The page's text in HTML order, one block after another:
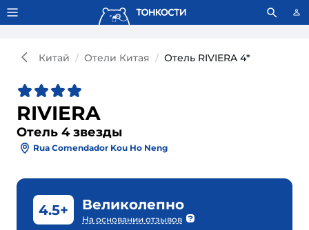
Тонкости используют сookie-файлы. Что это значит?
Китай Отели Китая Отель RIVIERA 4*
RIVIERA
Отель 4 звезды
Rua Comendador Kou Ho Neng
4.5+ Великолепно
На основании отзывов